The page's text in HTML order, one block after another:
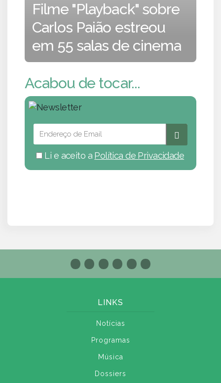
Filme "Playback" sobre
Carlos Paião estreou
em 55 salas de cinema
Acabou de tocar...
Li e aceito a Política de Privacidade
LINKS
Notícias
Programas
Música
Dossiers